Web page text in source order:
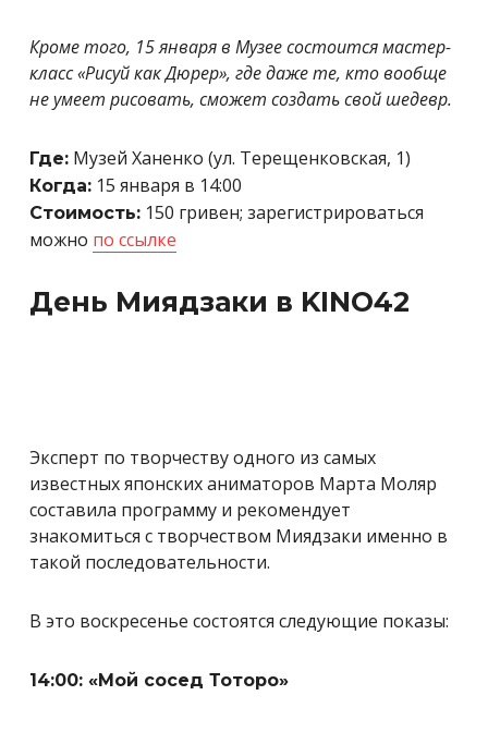
Кроме того, 15 января в Музее состоится мастер-
класс «Рисуй как Дюрер», где даже те, кто вообще
не умеет рисовать, сможет создать свой шедевр.
Где: Музей Ханенко (ул. Терещенковская, 1)
Когда: 15 января в 14:00
Стоимость: 150 гривен; зарегистрироваться
можно по ссылке
День Миядзаки в KINO42
Эксперт по творчеству одного из самых
известных японских аниматоров Марта Моляр
составила программу и рекомендует
знакомиться с творчеством Миядзаки именно в
такой последовательности.
В это воскресенье состоятся следующие показы:
14:00: «Мой сосед Тоторо»